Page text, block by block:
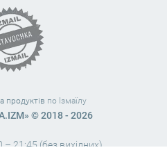
продуктів по Ізмаїлу
© 2018 - 2026
21:45 (без вихідних)